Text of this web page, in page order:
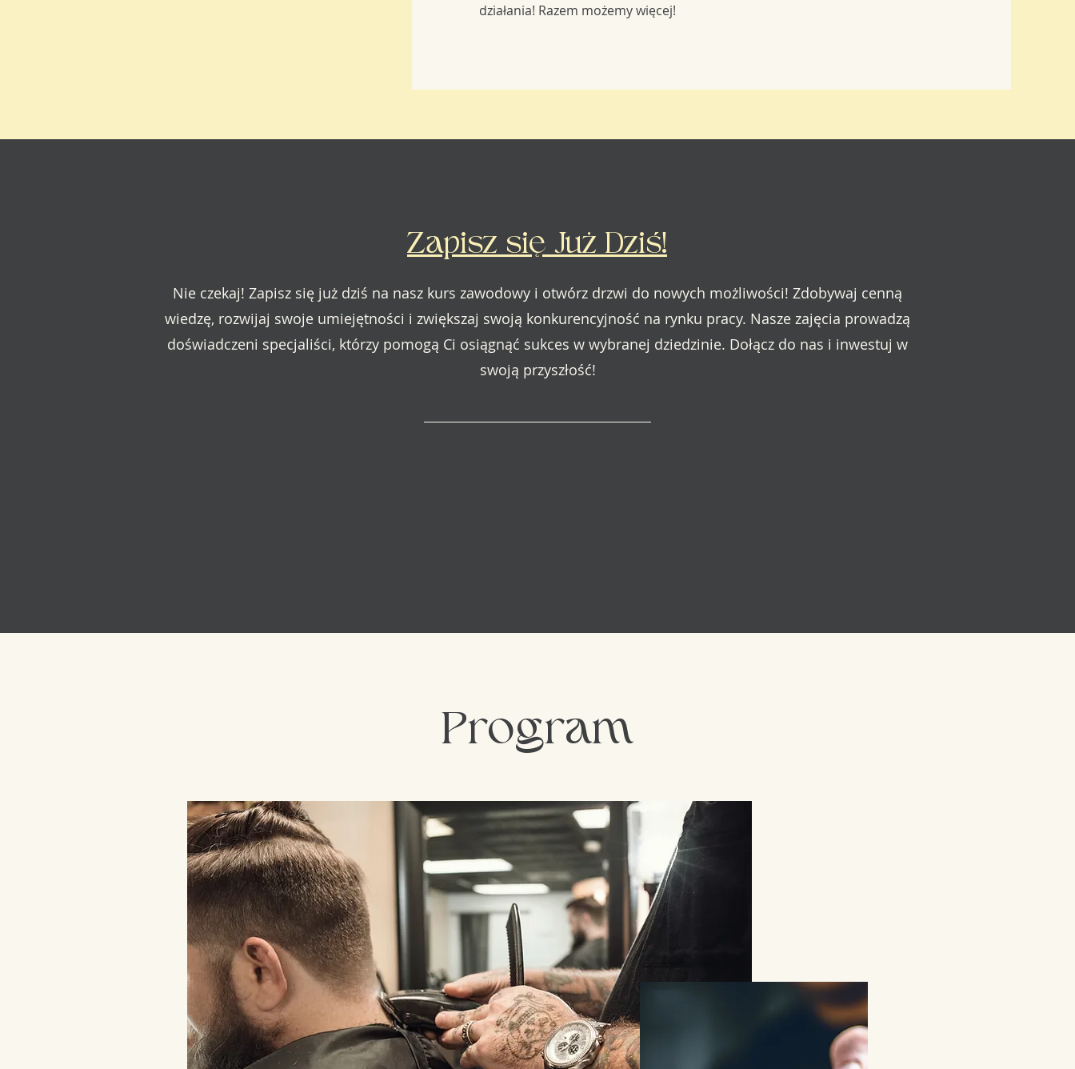
działania! Razem możemy więcej!
Zapisz się Już Dziś!
Nie czekaj! Zapisz się już dziś na nasz kurs zawodowy i otwórz drzwi do nowych możliwości! Zdobywaj cenną
wiedzę, rozwijaj swoje umiejętności i zwiększaj swoją konkurencyjność na rynku pracy. Nasze zajęcia prowadzą
doświadczeni specjaliści, którzy pomogą Ci osiągnąć sukces w wybranej dziedzinie. Dołącz do nas i inwestuj w
swoją przyszłość!
Program